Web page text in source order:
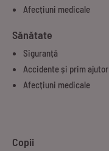
Afecțiuni medicale
Sănătate
Siguranță
Accidente și prim ajutor
Afecțiuni medicale
Copii